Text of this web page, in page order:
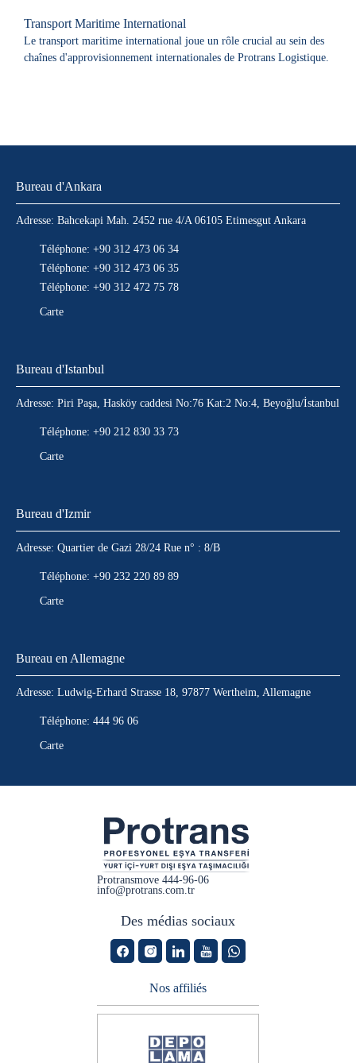
Transport Maritime International
Le transport maritime international joue un rôle crucial au sein des
chaînes d'approvisionnement internationales de Protrans Logistique.
Bureau d'Ankara
Adresse: Bahcekapi Mah. 2452 rue 4/A 06105 Etimesgut Ankara
Téléphone: +90 312 473 06 34
Téléphone: +90 312 473 06 35
Téléphone: +90 312 472 75 78
Carte
Bureau d'Istanbul
Adresse: Piri Paşa, Hasköy caddesi No:76 Kat:2 No:4, Beyoğlu/İstanbul
Téléphone: +90 212 830 33 73
Carte
Bureau d'Izmir
Adresse: Quartier de Gazi 28/24 Rue n° : 8/B
Téléphone: +90 232 220 89 89
Carte
Bureau en Allemagne
Adresse: Ludwig-Erhard Strasse 18, 97877 Wertheim, Allemagne
Téléphone: 444 96 06
Carte
Protransmove 444-96-06
info@protrans.com.tr
Des médias sociaux
Nos affiliés